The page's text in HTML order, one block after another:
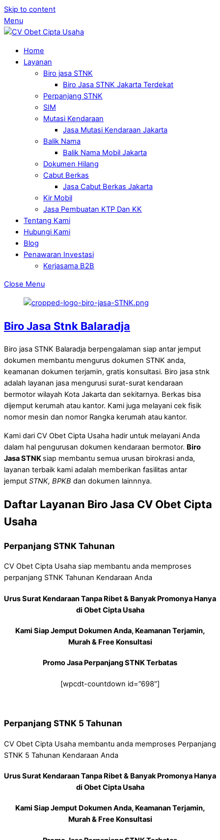
Skip to content
Menu
Home
Layanan
Biro jasa STNK
Biro Jasa STNK Jakarta Terdekat
Perpanjang STNK
SIM
Mutasi Kendaraan
Jasa Mutasi Kendaraan Jakarta
Balik Nama
Balik Nama Mobil Jakarta
Dokumen Hilang
Cabut Berkas
Jasa Cabut Berkas Jakarta
Kir Mobil
Jasa Pembuatan KTP Dan KK
Tentang Kami
Hubungi Kami
Blog
Penawaran Investasi
Kerjasama B2B
Close Menu
Biro Jasa Stnk Balaradja
Biro jasa STNK Balaradja berpengalaman siap antar jemput
dokumen membantu mengurus dokumen STNK anda,
keamanan dokumen terjamin, gratis konsultasi. Biro jasa stnk
adalah layanan jasa mengurusi surat-surat kendaraan
bermotor wilayah Kota Jakarta dan sekitarnya. Berkas bisa
dijemput kerumah atau kantor. Kami juga melayani cek fisik
nomor mesin dan nomor Rangka kerumah atau kantor.
Kami dari CV Obet Cipta Usaha hadir untuk melayani Anda
dalam hal pengurusan dokumen kendaraan bermotor. Biro
Jasa STNK siap membantu semua urusan birokrasi anda,
layanan terbaik kami adalah memberikan fasilitas antar
jemput STNK, BPKB dan dokumen lainnnya.
Daftar Layanan Biro Jasa CV Obet Cipta
Usaha
Perpanjang STNK Tahunan
CV Obet Cipta Usaha siap membantu anda memproses
perpanjang STNK Tahunan Kendaraan Anda
Urus Surat Kendaraan Tanpa Ribet & Banyak Promonya Hanya
di Obet Cipta Usaha
Kami Siap Jemput Dokumen Anda, Keamanan Terjamin,
Murah & Free Konsultasi
Promo Jasa Perpanjang STNK Terbatas
[wpcdt-countdown id=”698″]
Perpanjang STNK 5 Tahunan
CV Obet Cipta Usaha membantu anda memproses Perpanjang
STNK 5 Tahunan Kendaraan Anda
Urus Surat Kendaraan Tanpa Ribet & Banyak Promonya Hanya
di Obet Cipta Usaha
Kami Siap Jemput Dokumen Anda, Keamanan Terjamin,
Murah & Free Konsultasi